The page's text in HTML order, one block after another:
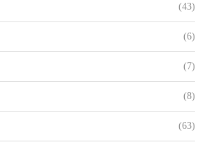
(43)
(6)
(7)
(8)
(63)